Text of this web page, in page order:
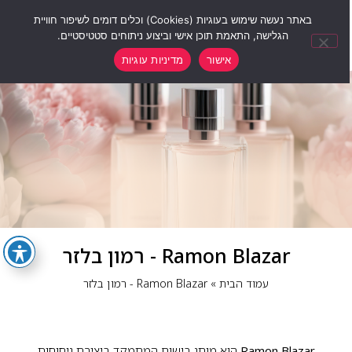
Ramon Blazar - רמון בלזר
עמוד הבית» Ramon Blazar - רמון בלזר
באתר נעשה שימוש בעוגיות (Cookies) וכלים דומים לשיפור חוויית
הגלישה, התאמת תוכן אישי וביצוע ניתוחים סטטיסטיים.
אישור
מדיניות עוגיות